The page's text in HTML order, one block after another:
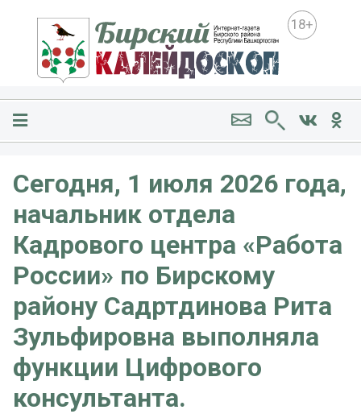
18+
Сегодня, 1 июля 2026 года,
начальник отдела
Кадрового центра «Работа
России» по Бирскому
району Садртдинова Рита
Зульфировна выполняла
функции Цифрового
консультанта.